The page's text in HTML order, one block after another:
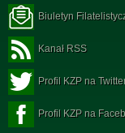
Biuletyn
Kanał RSS
Profil KZP na
Profil KZP na